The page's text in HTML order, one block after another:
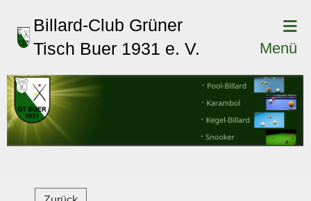
Billard-Club Grüner
Tisch Buer 1931 e. V.
Menü